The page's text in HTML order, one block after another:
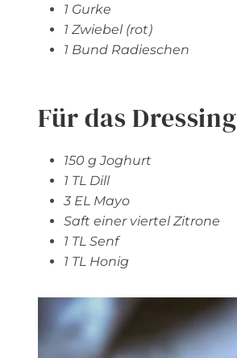
1 Gurke
1 Zwiebel (rot)
1 Bund Radieschen
Für das Dressing
150 g Joghurt
1 TL Dill
3 EL Mayo
Saft einer viertel Zitrone
1 TL Senf
1 TL Honig